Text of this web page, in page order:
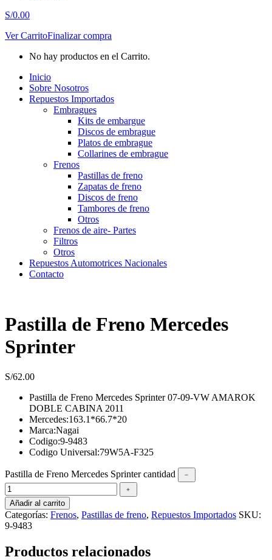
S/0.00
Ver CarritoFinalizar compra
No hay productos en el Carrito.
Inicio
Sobre Nosotros
Repuestos Importados
Embragues
Kits de embargue
Discos de embrague
Platos de embrague
Collarines de embrague
Frenos
Pastillas de freno
Zapatas de freno
Discos de freno
Tambores de freno
Otros
Frenos de aire- Partes
Filtros
Otros
Repuestos Automotrices Nacionales
Contacto
Pastilla de Freno Mercedes
Sprinter
S/62.00
Pastilla de Freno Mercedes Sprinter 07-09-VW AMAROK
DOBLE CABINA 2011
Mercedes:163.1*66.7*20
Marca:Nagai
Codigo:9-9483
Codigo Universal:79W5A-F325
Pastilla de Freno Mercedes Sprinter cantidad
﹣
﹢
Añadir al carrito
Categorías: Frenos, Pastillas de freno, Repuestos Importados SKU:
9-9483
Productos relacionados